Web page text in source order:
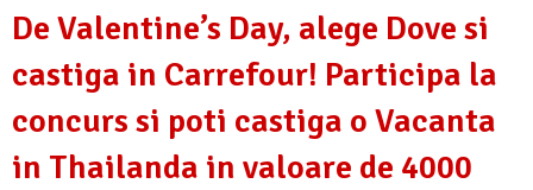
De Valentine’s Day, alege Dove si
castiga in Carrefour! Participa la
concurs si poti castiga o Vacanta
in Thailanda in valoare de 4000